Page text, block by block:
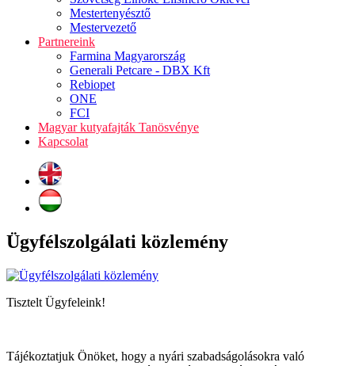
Mestertenyésztő
Mestervezető
Partnereink
Farmina Magyarország
Generali Petcare - DBX Kft
Rebiopet
ONE
FCI
Magyar kutyafajták Tanösvénye
Kapcsolat
Ügyfélszolgálati közlemény
Tisztelt Ügyfeleink!
Tájékoztatjuk Önöket, hogy a nyári szabadságolásokra való